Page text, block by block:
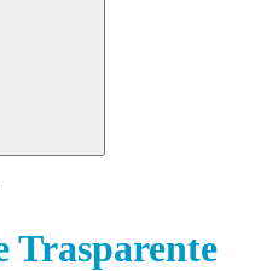
Trasparente